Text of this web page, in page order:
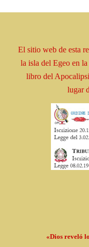
El sitio web de esta
la isla del Egeo en
librodel
lugar
«Dios reveló